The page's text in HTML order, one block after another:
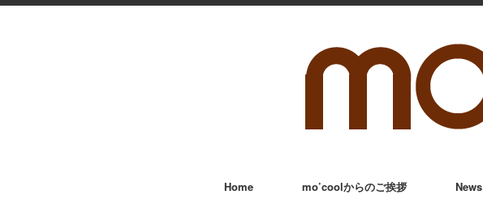
Home mo’coolからのご挨拶 News